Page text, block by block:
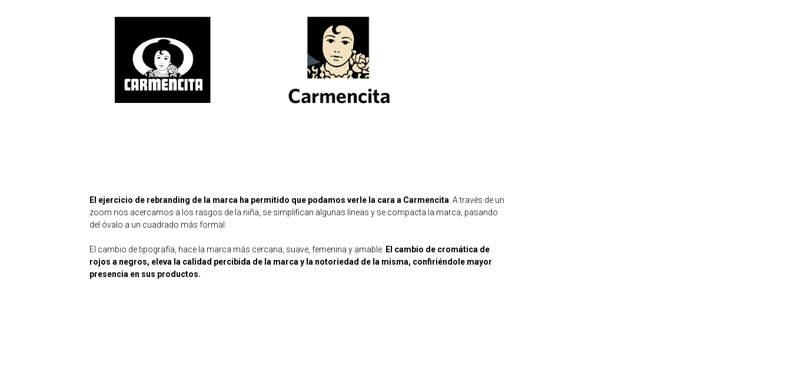
El ejercicio de rebranding de la marca ha permitido que podamos verle la cara a Carmencita . A través de un
zoom nos acercamos a los rasgos de la niña, se simplifican algunas líneas y se compacta la marca, pasando
del óvalo a un cuadrado más formal.
El cambio de tipografía, hace la marca más cercana, suave, femenina y amable. El cambio de cromática de
rojos a negros, eleva la calidad percibida de la marca y la notoriedad de la misma, confiriéndole mayor
presencia en sus productos.